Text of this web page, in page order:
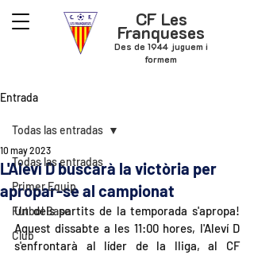
CF Les
Franqueses
Des de 1944 juguem i
formem
Entrada
Todas las entradas
Primer Equip
Futbol Base
Club
Todas las entradas
L'Aleví D buscarà la victòria per
apropar-se al campionat
10 may 2023
Un dels partits de la temporada s'apropa!
Aquest dissabte a les 11:00 hores, l'Aleví D
s'enfrontarà al líder de la lliga, al CF